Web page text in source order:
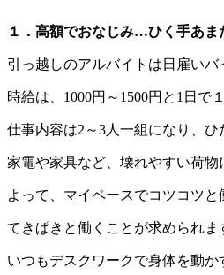
１．高額でおなじみ…ひく手あ
引っ越しのアルバイトは日雇いバ
時給は、1000円～1500円と1日で
仕事内容は2～3人一組になり、ひ
家電や家具など、壊れやすい荷物
よって、マイペースでコツコツ
てきぱきと働くことが求められま
いつもデスクワークで身体を動